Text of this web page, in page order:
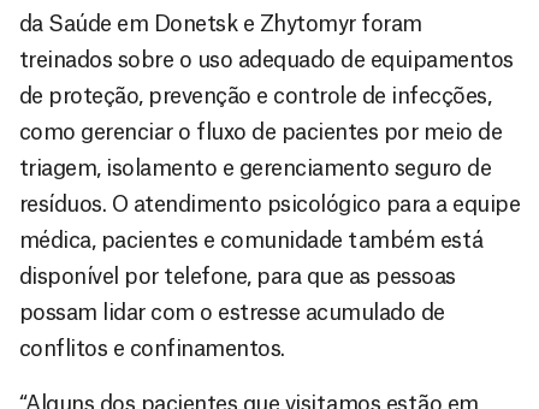
da Saúde em Donetsk e Zhytomyr foram
treinados sobre o uso adequado de equipamentos
de proteção, prevenção e controle de infecções,
como gerenciar o fluxo de pacientes por meio de
triagem, isolamento e gerenciamento seguro de
resíduos. O atendimento psicológico para a equipe
médica, pacientes e comunidade também está
disponível por telefone, para que as pessoas
possam lidar com o estresse acumulado de
conflitos e confinamentos.
“Alguns dos pacientes que visitamos estão em